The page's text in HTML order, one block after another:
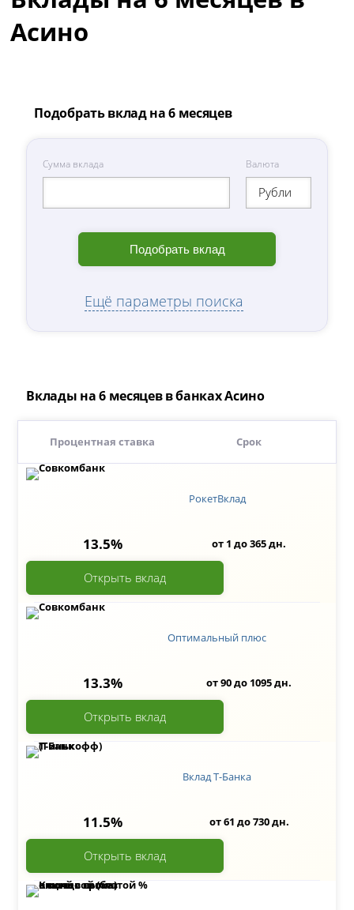
Асино
Подобрать вклад на 6 месяцев
Сумма вклада Валюта
Рубли
Подобрать вклад
Ещё параметры поиска
Вклады на 6 месяцев в банках Асино
Процентная ставка Срок
РокетВклад
13.5% от 1 до 365 дн.
Открыть вклад
Оптимальный плюс
13.3% от 90 до 1095 дн.
Открыть вклад
Вклад Т-Банка
11.5% от 61 до 730 дн.
Открыть вклад